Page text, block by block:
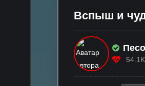
Вспыш и
54.1K